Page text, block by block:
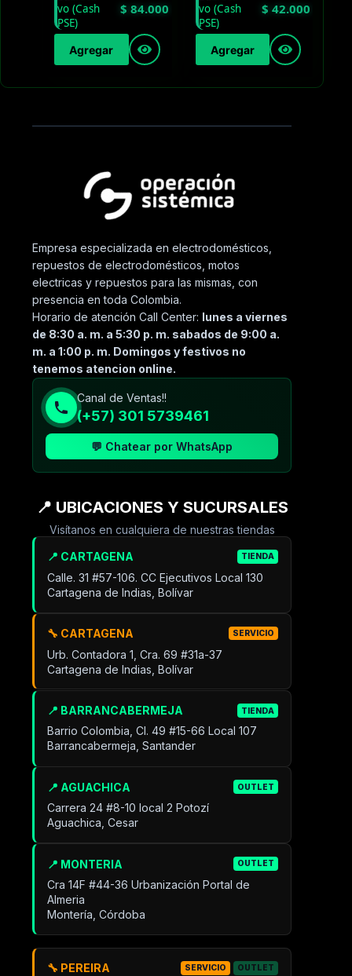
$ 84.000
Agregar
$ 42.000
Agregar
Empresa especializada en electrodomésticos,
repuestos de electrodomésticos, motos
electricas y repuestos para las mismas, con
presencia en toda Colombia.
Horario de atención Call Center: lunes a viernes
de 8:30 a. m. a 5:30 p. m. sabados de 9:00 a.
m. a 1:00 p. m. Domingos y festivos no
tenemos atencion online.
Canal de Ventas!!
(+57) 301 5739461
💬 Chatear por WhatsApp
📍 UBICACIONES Y SUCURSALES
Visítanos en cualquiera de nuestras tiendas
📍 CARTAGENA TIENDA
Calle. 31 #57-106. CC Ejecutivos Local 130
Cartagena de Indias, Bolívar
🔧 CARTAGENA SERVICIO
Urb. Contadora 1, Cra. 69 #31a-37
Cartagena de Indias, Bolívar
📍 BARRANCABERMEJA TIENDA
Barrio Colombia, Cl. 49 #15-66 Local 107
Barrancabermeja, Santander
📍 AGUACHICA OUTLET
Carrera 24 #8-10 local 2 Potozí
Aguachica, Cesar
📍 MONTERIA OUTLET
Cra 14F #44-36 Urbanización Portal de
Almeria
Montería, Córdoba
🔧 PEREIRA SERVICIO OUTLET